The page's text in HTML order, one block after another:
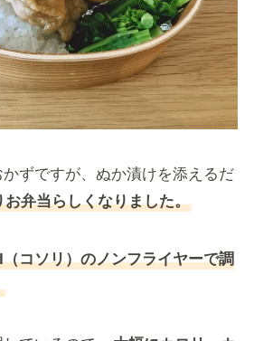
ずですが、ぬか漬けを添えるだ
お弁当らしくなりました。
コソリ）のノンフライヤーで調